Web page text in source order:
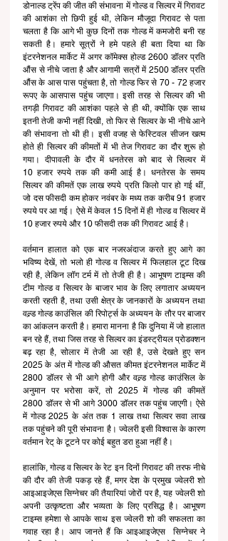
डोनाल्ड ट्रेंप की जीत की संभावना में गोल्ड व सिल्वर में गिरावट
की आशंका तो छिपी हुई थी, लेकिन मौजूदा गिरावट से पता
चलता है कि आगे भी कुछ दिनों तक गोल्ड में कमजोरी बनी रह
सकती है। हमारे सूत्रों ने हमे पहले ही बता दिया था कि
इंटरनेशनल मार्केट में अगर कॉमेक्स होल्ड 2600 डॉलर प्रति
औंस से नीचे जाता है और आगामी सत्रों में 2500 डॉलर प्रति
औंस के आस पास पहुंचता है, तो गोल्ड फिर से 70 - 72 हजार
रूपए के आसपास पहुंच जाएगा। इसी तरह से सिल्वर की भी
तगड़ी गिरावट की आशंका पहले से ही थी, क्योंकि एक साथ
इतनी तेजी कभी नहीं दिखी, तो फिर से सिल्वर के भी नीचे आने
की संभावना तो थी ही। इसी वजह से फेस्टिवल सीजन खत्म
होते ही सिल्वर की कीमतों में भी तेज गिरावट का दौर शुरू हो
गया। दीपावली के दौर में धनतेरस को बाद से सिल्वर में
10 हजार रुपये तक की कमी आई है। धनतेरस के समय
सिल्वर की कीमतें एक लाख रुपये प्रति किलो पार हो गई थीं,
जो दस फीसदी कम होकर नवंबर के मध्य तक करीब 91 हजार
रुपये पर आ गई। ऐसे में केवल 15 दिनों में ही गोल्ड व सिल्वर में
10 हजार रुपये और 10 फीसदी तक की गिरावट आई है।
वर्तमान हालात को एक बार नजरअंदाज करते हुए आगे का
भविष्य देखें, तो भलो ही गोल्ड व सिल्वर में फिलहाल टूट दिख
रही है, लेकिन लॉग टर्म में तो तेजी ही है। आभूषण टाइम्स की
टीम गोल्ड व सिल्वर के बाजार भाव के लिए लगातार अध्ययन
करती रहती है, तथा उसी क्षेत्र के जानकारों के अध्ययन तथा
वल्र्ड गोल्ड काउंसिल की रिपोर्ट्स के अध्ययन के तौर पर बाजार
का आंकलन करती है। हमारा मानना है कि दुनिया में जो हालात
बन रहे हैं, तथा जिस तरह से सिल्वर का इंडस्ट्रीयल प्रोडक्शन
बढ़ रहा है, सोलार में तेजी आ रही है, उसे देखते हुए सन
2025 के अंत में गोल्ड की औसत कीमत इंटरनेशनल मार्केट में
2800 डॉलर से भी आगे होगी और वल्र्ड गोल्ड काउंसिल के
अनुमान पर भरोसा करें, तो 2025 में गोल्ड की कीमतें
2800 डॉलर से भी आगे 3000 डॉलर तक पहुंच जाएगी। ऐसे
में गोल्ड 2025 के अंत तक 1 लाख तथा सिल्वर सवा लाख
तक पहुंचने की पूरी संभावना है। ज्वेलरी इसी विश्वास के कारण
वर्तमान रेट् के टूटने पर कोई बहुत डरा हुआ नहीं है।
हालांकि, गोल्ड व सिल्वर के रेट इन दिनों गिरावट की तरफ नीचे
की दौर की तेजी पकड़ रहे हैं, मगर देश के प्रमुख ज्वेलरी शो
आइआइजेएस सिग्नेचर की तैयारियां जोरों पर है, यह ज्वेलरी शो
अपनी उत्कृष्टता और भव्यता के लिए प्रसिद्ध है। आभूषण
टाइम्स हमेशा से आपके साथ इस ज्वेलरी शो की सफलता का
गवाह रहा है। आप जानते हैं कि आइआइजेएस  सिग्नेचर ने